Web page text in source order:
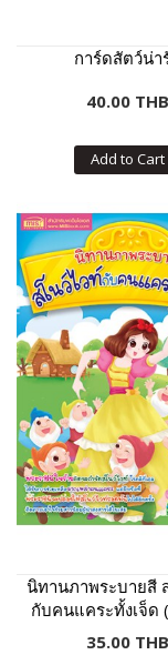
การ์ดสัตว์น่า
40.00 THB
Add to Cart
นิทานภาพระบายสี
กับคนแคระทั้งเจ็ด
สติกเกอร์)
35.00 THB